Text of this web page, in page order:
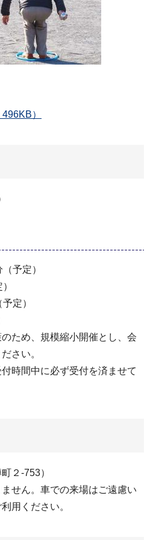
）
)
予定）
定）
ため、規模縮小開催とし、会
さい。
時間中に必ず受付を済ませて
２-753）
せん。車での来場はご遠慮い
用ください。